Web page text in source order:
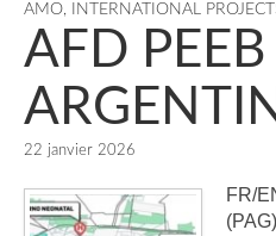
AMO, INTERNATIONAL
AFD
22 janvier 2026
FR/